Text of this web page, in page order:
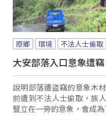
原鄉 環境 不法人士偷取
大安部落入口意象遭
說明部落遭盜竊的意象木
前遭到不法人士偷取，族
豎立在一旁的意象，會成